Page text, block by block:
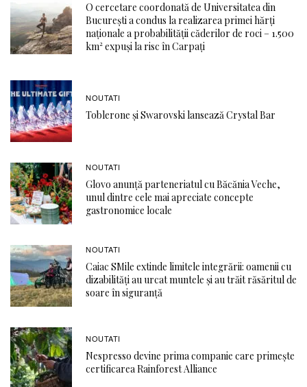
O cercetare coordonată de Universitatea din
București a condus la realizarea primei hărți
naționale a probabilității căderilor de roci – 1.500
km² expuși la risc în Carpați
NOUTATI
Toblerone și Swarovski lansează Crystal Bar
NOUTATI
Glovo anunță parteneriatul cu Băcănia Veche,
unul dintre cele mai apreciate concepte
gastronomice locale
NOUTATI
Caiac SMile extinde limitele integrării: oamenii cu
dizabilități au urcat muntele și au trăit răsăritul de
soare în siguranță
NOUTATI
Nespresso devine prima companie care primește
certificarea Rainforest Alliance